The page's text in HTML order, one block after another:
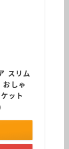
スリム
おしゃ
ット